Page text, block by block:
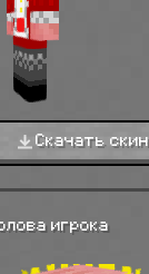
Скачать скин
игрока